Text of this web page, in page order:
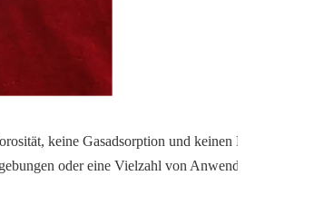
keine Gasadsorption und keinen
oder eine Vielzahl von Anwendungen, die